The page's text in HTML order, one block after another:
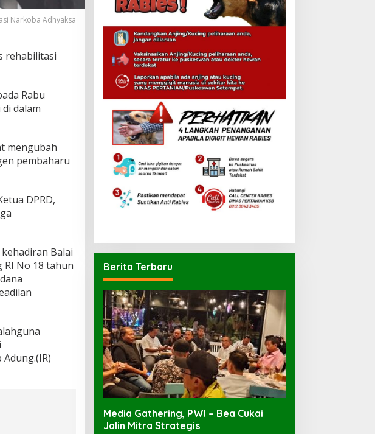
Narkoba Adhyaksa
rehabilitasi
Rabu
dalam
mengubah
pembaharu
DPRD,
Balai
RI No 18 tahun
Berita Terbaru
Media Gathering, PWI – Bea Cukai
Jalin Mitra Strategis